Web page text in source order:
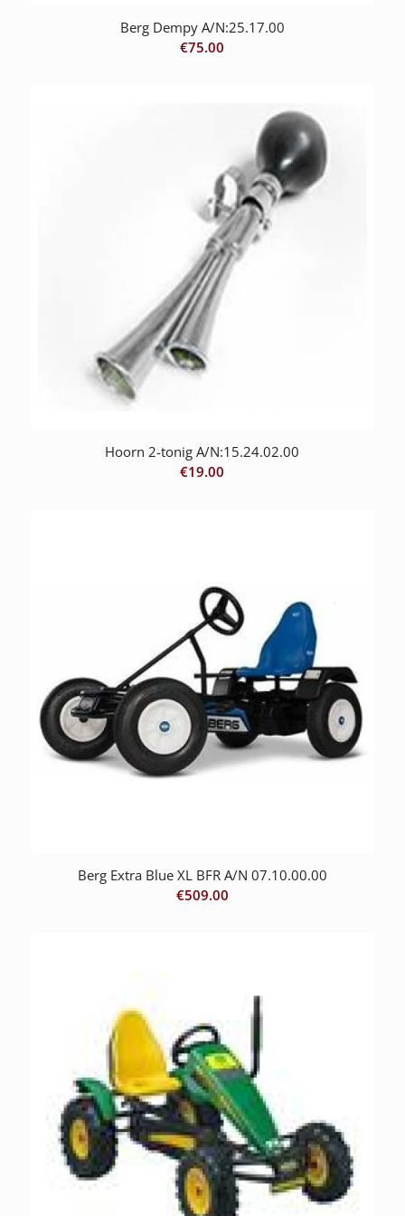
Berg Dempy A/N:25.17.00
€75.00
Hoorn 2-tonig A/N:15.24.02.00
€19.00
Berg Extra Blue XL BFR A/N 07.10.00.00
€509.00